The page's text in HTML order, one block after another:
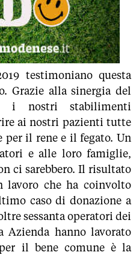
testimoniano questa
Grazie alla sinergia del
i nostri stabilimenti
ai nostri pazienti tutte
il rene e il fegato. Un
e alle loro famiglie,
ci sarebbero. Il risultato
che ha coinvolto
caso di donazione a
sessanta operatori dei
Azienda hanno lavorato
il bene comune è la